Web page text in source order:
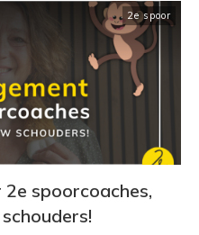
2e spoor
spoorcoaches,